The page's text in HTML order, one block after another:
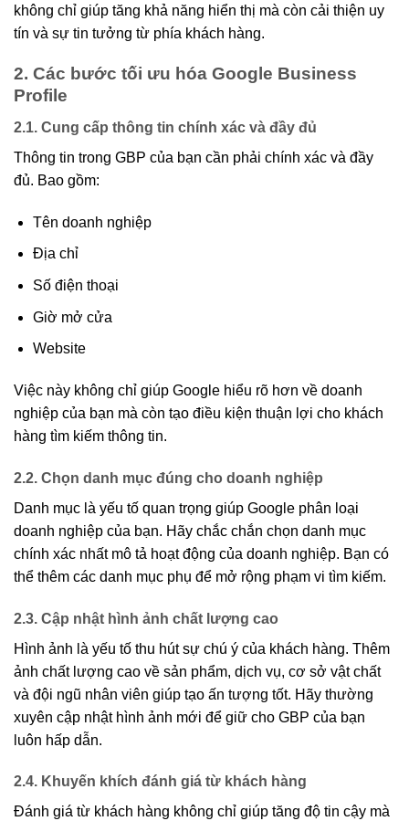
không chỉ giúp tăng khả năng hiển thị mà còn cải thiện uy
tín và sự tin tưởng từ phía khách hàng.
2. Các bước tối ưu hóa Google Business
Profile
2.1. Cung cấp thông tin chính xác và đầy đủ
Thông tin trong GBP của bạn cần phải chính xác và đầy
đủ. Bao gồm:
Tên doanh nghiệp
Địa chỉ
Số điện thoại
Giờ mở cửa
Website
Việc này không chỉ giúp Google hiểu rõ hơn về doanh
nghiệp của bạn mà còn tạo điều kiện thuận lợi cho khách
hàng tìm kiếm thông tin.
2.2. Chọn danh mục đúng cho doanh nghiệp
Danh mục là yếu tố quan trọng giúp Google phân loại
doanh nghiệp của bạn. Hãy chắc chắn chọn danh mục
chính xác nhất mô tả hoạt động của doanh nghiệp. Bạn có
thể thêm các danh mục phụ để mở rộng phạm vi tìm kiếm.
2.3. Cập nhật hình ảnh chất lượng cao
Hình ảnh là yếu tố thu hút sự chú ý của khách hàng. Thêm
ảnh chất lượng cao về sản phẩm, dịch vụ, cơ sở vật chất
và đội ngũ nhân viên giúp tạo ấn tượng tốt. Hãy thường
xuyên cập nhật hình ảnh mới để giữ cho GBP của bạn
luôn hấp dẫn.
2.4. Khuyến khích đánh giá từ khách hàng
Đánh giá từ khách hàng không chỉ giúp tăng độ tin cậy mà